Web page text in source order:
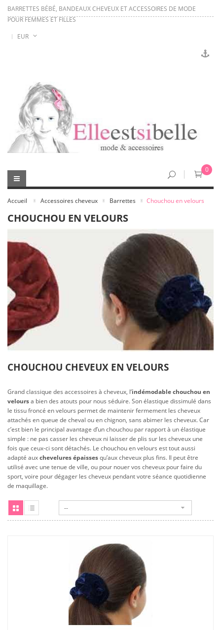
BARRETTES BÉBÉ, BANDEAUX CHEVEUX ET ACCESSOIRES DE MODE
POUR FEMMES ET FILLES
EUR
0
Accueil Accessoires cheveux Barrettes Chouchou en velours
CHOUCHOU EN VELOURS
CHOUCHOU CHEVEUX EN VELOURS
Grand classique des accessoires à cheveux, l’indémodable chouchou en
veloursa bien des atouts pour nous séduire. Son élastique dissimulé dans
le tissu froncé en velours permet de maintenir fermement les cheveux
attachés en queue de cheval ou en chignon, sans abimer les cheveux. Car
c’est bien le principal avantage d’un chouchou par rapport à un élastique
simple : ne pas casser les cheveux ni laisser de plis sur les cheveux une
fois que ceux-ci sont détachés. Le chouchou en velours est tout aussi
adapté auxchevelures épaissesqu’aux cheveux plus fins. Il peut être
utilisé avec une tenue de ville, ou pour nouer vos cheveux pour faire du
sport, voire pour dégager les cheveux pendant votre séance quotidienne
de maquillage.
--